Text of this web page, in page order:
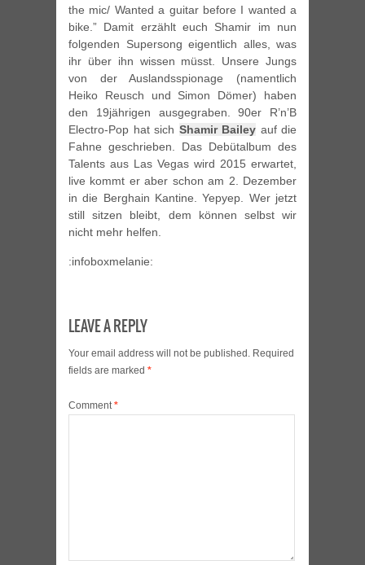
the mic/ Wanted a guitar before I wanted a
bike.” Damit erzählt euch Shamir im nun
folgenden Supersong eigentlich alles, was
ihr über ihn wissen müsst. Unsere Jungs
von der Auslandsspionage (namentlich
Heiko Reusch und Simon Dömer) haben
den 19jährigen ausgegraben. 90er R’n’B
Electro-Pop hat sich Shamir Bailey auf die
Fahne geschrieben. Das Debütalbum des
Talents aus Las Vegas wird 2015 erwartet,
live kommt er aber schon am 2. Dezember
in die Berghain Kantine. Yepyep. Wer jetzt
still sitzen bleibt, dem können selbst wir
nicht mehr helfen.
:infoboxmelanie:
LEAVE A REPLY
Your email address will not be published. Required
fields are marked *
Comment*